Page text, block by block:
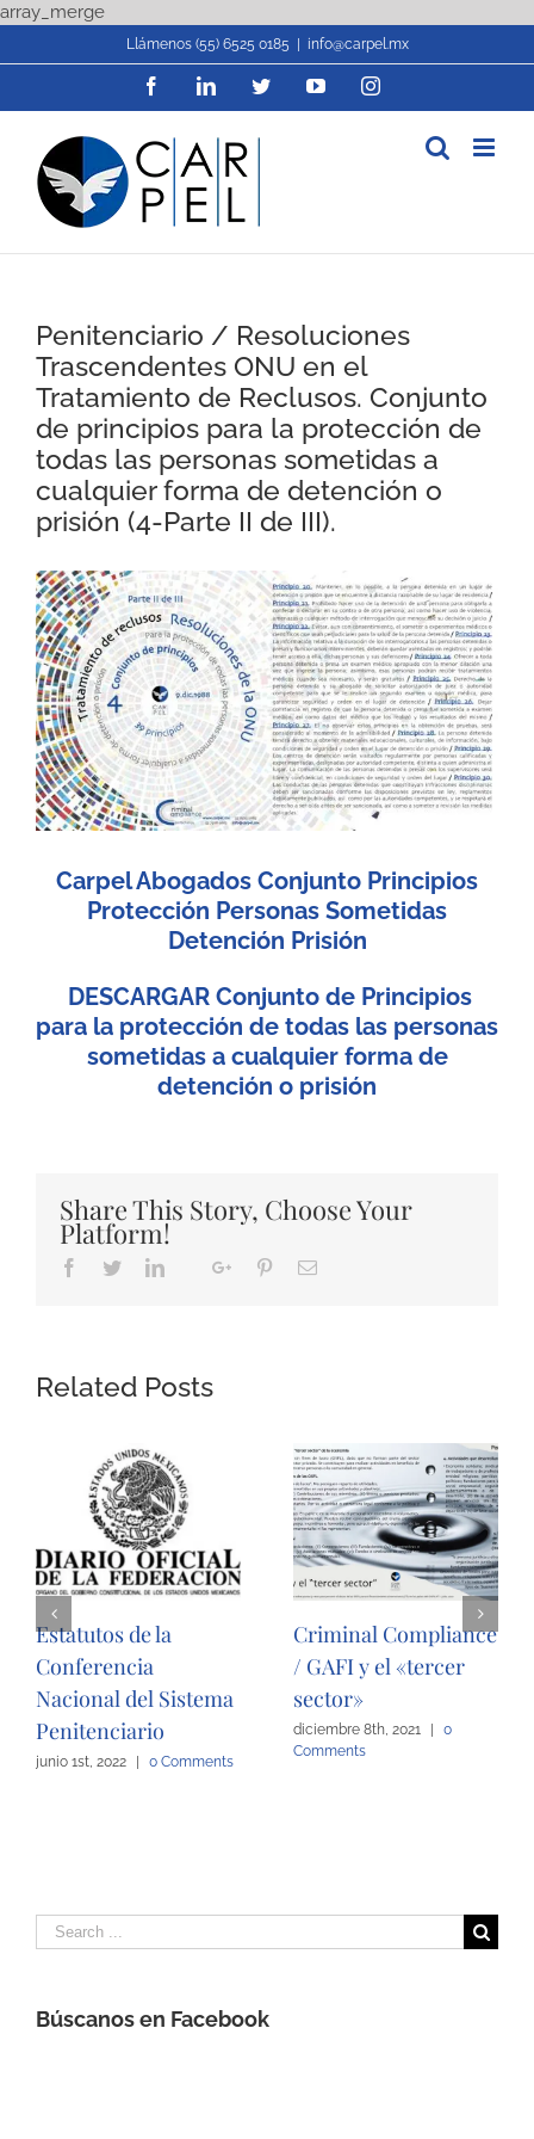
array_mergeSkip
content
Llámenos (55) 6525 0185 info@carpel.mx
FacebookLinkedInTwitterYouTubeInstagram
Penitenciario / Resoluciones
Trascendentes ONU en el
Tratamiento de Reclusos. Conjunto
de principios para la protección de
todas las personas sometidas a
cualquier forma de detención o
prisión (4-Parte II de III).
View
Larger
Image
Carpel Abogados Conjunto Principios
Protección Personas Sometidas
Detención Prisión
DESCARGAR Conjunto de Principios
para la protección de todas las personas
sometidas a cualquier forma de
detención o prisión
Share This Story, Choose Your
Platform!
Facebook
TwitterLinkedInGoogle+PinterestEmail
Related Posts
Estatutos de la
Conferencia
Nacional del Sistema
Penitenciario
junio 1st, 2022 0 Comments
Criminal Compliance
/ GAFI y el «tercer
sector»
diciembre 8th, 2021
0
Comments
Search
for:
Búscanos en Facebook